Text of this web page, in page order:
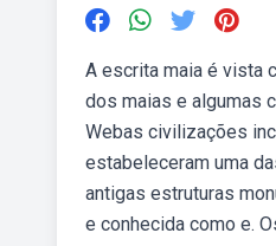
A escrita maia é vista
dos maias e algumas
Webas civilizações
estabeleceram uma
antigas estruturas
e conhecida como e.